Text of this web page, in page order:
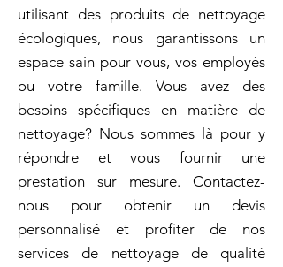
utilisant des produits de nettoyage
écologiques, nous garantissons un
espace sain pour vous, vos employés
ou votre famille. Vous avez des
besoins spécifiques en matière de
nettoyage? Nous sommes là pour y
répondre et vous fournir une
prestation sur mesure. Contactez-
nous pour obtenir un devis
personnalisé et profiter de nos
services de nettoyage de qualité